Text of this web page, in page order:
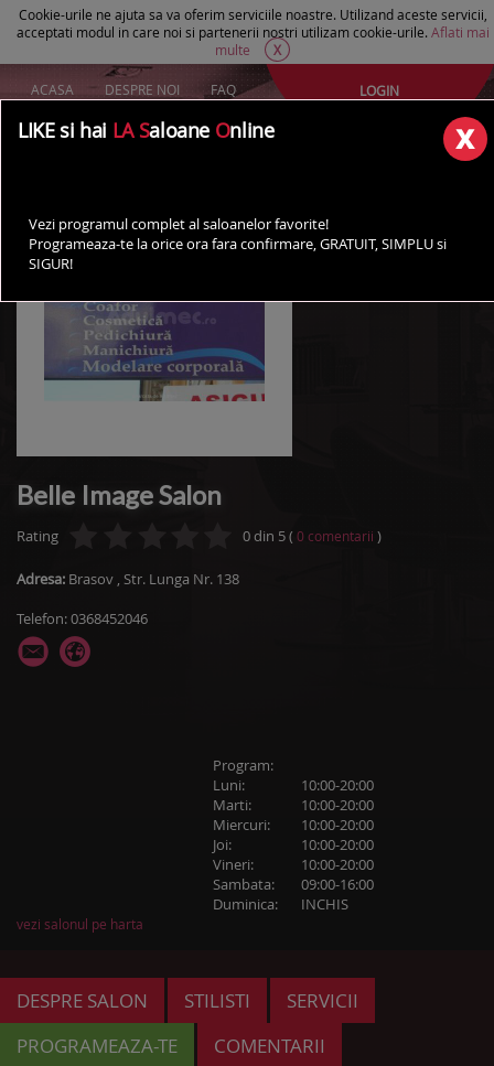
Cookie-urile ne ajuta sa va oferim serviciile noastre. Utilizand aceste servicii,
acceptati modul in care noi si partenerii nostri utilizam cookie-urile. Aflati mai
multe
X
ACASA DESPRE NOI FAQ
AI UN SALON?
LOGIN
Belle Image Salon
Rating 0din 5( 0 comentarii )
Adresa: Brasov , Str. Lunga Nr. 138
Telefon: 0368452046
Program:
Luni:
10:00-20:00
Marti:
10:00-20:00
Miercuri:
10:00-20:00
Joi:
10:00-20:00
Vineri:
10:00-20:00
Sambata:
09:00-16:00
Duminica:
INCHIS
vezi salonul pe harta
DESPRE SALON STILISTI
SERVICII
PROGRAMEAZA-TE
COMENTARII
LIKE si hai LA Saloane Online
Vezi programul complet al saloanelor favorite!
Programeaza-te la orice ora fara confirmare, GRATUIT, SIMPLU si
SIGUR!